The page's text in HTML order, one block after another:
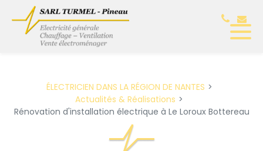
ÉLECTRICIEN DANS LA RÉGION DE NANTES
Actualités & Réalisations
Rénovation d'installation électrique à Le Loroux Bottereau
Panneau de gestion des cookies